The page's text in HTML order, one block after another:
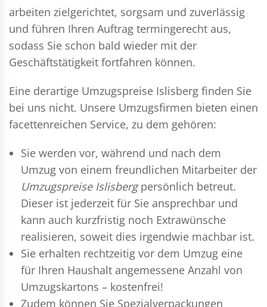
arbeiten zielgerichtet, sorgsam und zuverlässig
und führen Ihren Auftrag termingerecht aus,
sodass Sie schon bald wieder mit der
Geschäftstätigkeit fortfahren können.
Eine derartige Umzugspreise Islisberg finden Sie
bei uns nicht. Unsere Umzugsfirmen bieten einen
facettenreichen Service, zu dem gehören:
Sie werden vor, während und nach dem
Umzug von einem freundlichen Mitarbeiter der
Umzugspreise Islisbergpersönlich betreut.
Dieser ist jederzeit für Sie ansprechbar und
kann auch kurzfristig noch Extrawünsche
realisieren, soweit dies irgendwie machbar ist.
Sie erhalten rechtzeitig vor dem Umzug eine
für Ihren Haushalt angemessene Anzahl von
Umzugskartons – kostenfrei!
Zudem können Sie Spezialverpackungen